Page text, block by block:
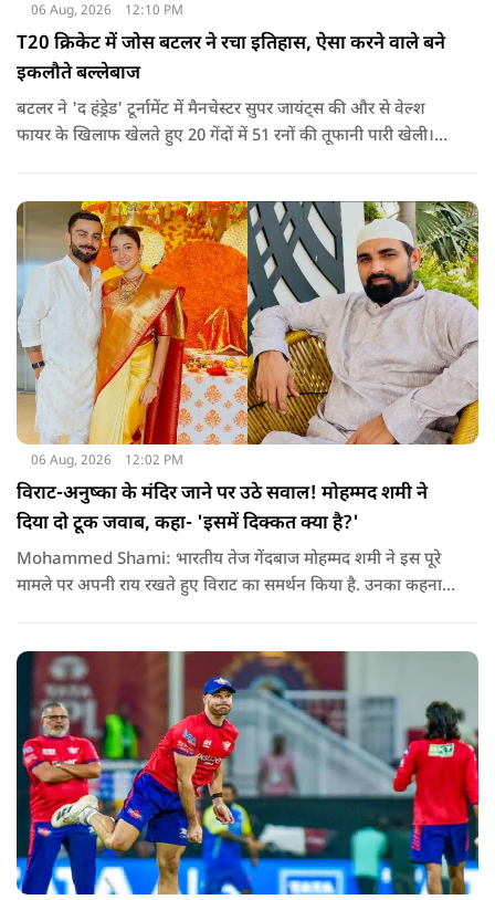
06 Aug, 2026 12:10 PM
T20 क्रिकेट में जोस बटलर ने रचा इतिहास, ऐसा करने वाले बने
इकलौते बल्लेबाज
बटलर ने 'द हंड्रेड' टूर्नामेंट में मैनचेस्टर सुपर जायंट्स की और से वेल्श
फायर के खिलाफ खेलते हुए 20 गेंदों में 51 रनों की तूफानी पारी खेली।
06 Aug, 2026 12:02 PM
विराट-अनुष्का के मंदिर जाने पर उठे सवाल! मोहम्मद शमी ने
दिया दो टूक जवाब, कहा- 'इसमें दिक्कत क्या है?'
Mohammed Shami: भारतीय तेज गेंदबाज मोहम्मद शमी ने इस पूरे
मामले पर अपनी राय रखते हुए विराट का समर्थन किया है. उनका कहना है